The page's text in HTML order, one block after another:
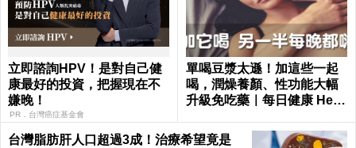
立即諮詢HPV！是對自己健
康最好的投資，把握現在不
嫌晚！
PR．台灣癌症基金會
單喝豆漿太遜！加這些一起
喝，潤燥養顏、性功能大幅
升級免吃藥｜每日健康 Healt
台灣脂肪肝人口超過3成！治療希望竟是